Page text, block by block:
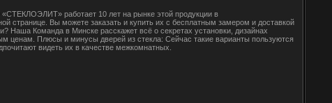
работает 10 лет на рынке этой продукции в
странице. Вы можете заказать и купить их с бесплатным замером и доставкой
Наша Команда в Минске расскажет всё о секретах установки, дизайнах
ценам. Плюсы и минусы дверей из стекла: Сейчас такие варианты пользуются
видеть их в качестве межкомнатных.